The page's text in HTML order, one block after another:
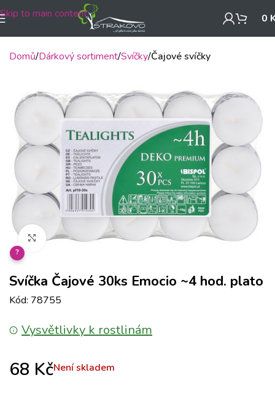
Skip to main content 0
Domů Dárkový sortiment Svíčky Čajové svíčky
Klikněte pro zvětšení
?
Svíčka Čajové 30ks Emocio ~4 hod. plato
Kód: 78755
Vysvětlivky k rostlinám
68 KčNení skladem